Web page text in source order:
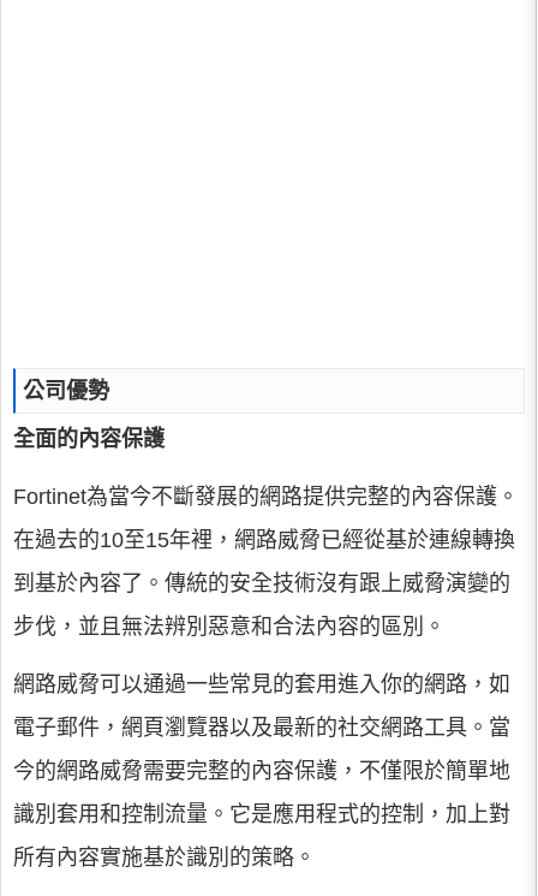
公司優勢
全面的內容保護
Fortinet為當今不斷發展的網路提供完整的內容保護。
在過去的10至15年裡，網路威脅已經從基於連線轉換
到基於內容了。傳統的安全技術沒有跟上威脅演變的
步伐，並且無法辨別惡意和合法內容的區別。
網路威脅可以通過一些常見的套用進入你的網路，如
電子郵件，網頁瀏覽器以及最新的社交網路工具。當
今的網路威脅需要完整的內容保護，不僅限於簡單地
識別套用和控制流量。它是應用程式的控制，加上對
所有內容實施基於識別的策略。